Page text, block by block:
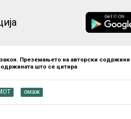
Преземањето на авторски
што се цитира
омаж